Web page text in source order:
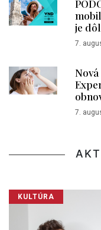
je
7.
7.
KULTÚRA